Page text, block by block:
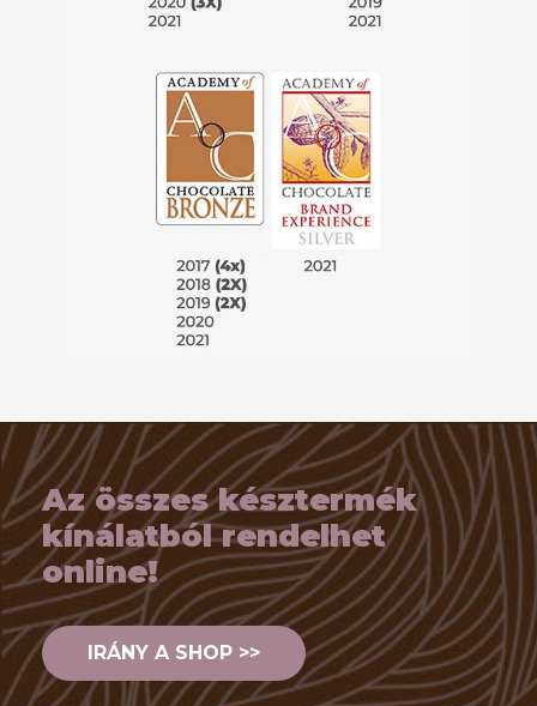
Az összes késztermék
kínálatból rendelhet
online!
IRÁNY A SHOP >>